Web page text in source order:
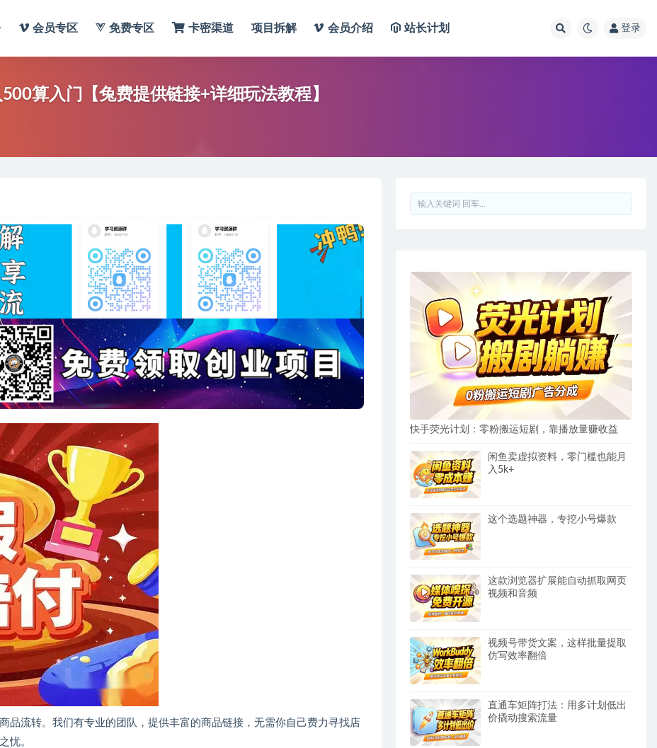
会员专区 免费专区 卡密渠道 项目拆解 会员介绍 站长计划 登录
算入门【兔费提供链接+详细玩法教程】
品流转。我们有专业的团队，提供丰富的商品链接，无需你自己费力寻找店
忧。
快手荧光计划：零粉搬运短剧，靠播放量赚收益
闲鱼卖虚拟资料，零门槛也能月
入5k+
这个选题神器，专挖小号爆款
这款浏览器扩展能自动抓取网页
视频和音频
视频号带货文案，这样批量提取
仿写效率翻倍
直通车矩阵打法：用多计划低出
价撬动搜索流量